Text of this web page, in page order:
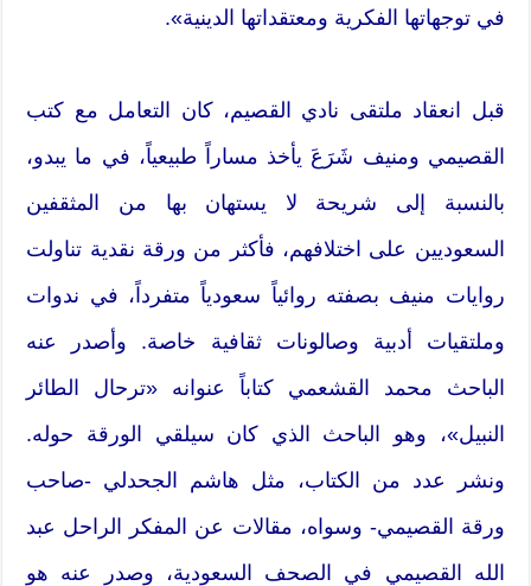
في توجهاتها الفكرية ومعتقداتها الدينية».
قبل انعقاد ملتقى نادي القصيم، كان التعامل مع كتب
القصيمي ومنيف شَرَعَ يأخذ مساراً طبيعياً، في ما يبدو،
بالنسبة إلى شريحة لا يستهان بها من المثقفين
السعوديين على اختلافهم، فأكثر من ورقة نقدية تناولت
روايات منيف بصفته روائياً سعودياً متفرداً، في ندوات
وملتقيات أدبية وصالونات ثقافية خاصة. وأصدر عنه
الباحث محمد القشعمي كتاباً عنوانه «ترحال الطائر
النبيل»، وهو الباحث الذي كان سيلقي الورقة حوله.
ونشر عدد من الكتاب، مثل هاشم الجحدلي -صاحب
ورقة القصيمي- وسواه، مقالات عن المفكر الراحل عبد
الله القصيمي في الصحف السعودية، وصدر عنه هو